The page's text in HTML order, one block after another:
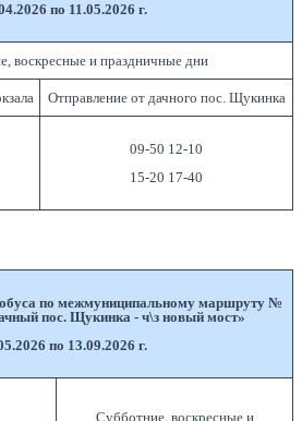
по 11.05.2026 г.
воскресные и праздничные дни
Отправление от дачного пос. Щукинка
09-50 12-10
15-20 17-40
по межмуниципальному маршруту №
пос. Щукинка - ч\з новый мост»
по 13.09.2026 г.
Субботние, воскресные и